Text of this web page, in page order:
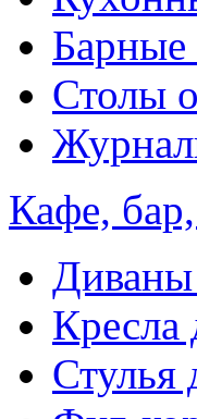
Барные
Столы
Кафе,
Диваны
Кресла
Стулья